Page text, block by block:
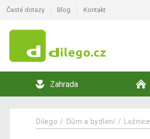
Časté dotazy Blog Kontakt
Zahrada
Dilego Dům a bydlení Ložnice